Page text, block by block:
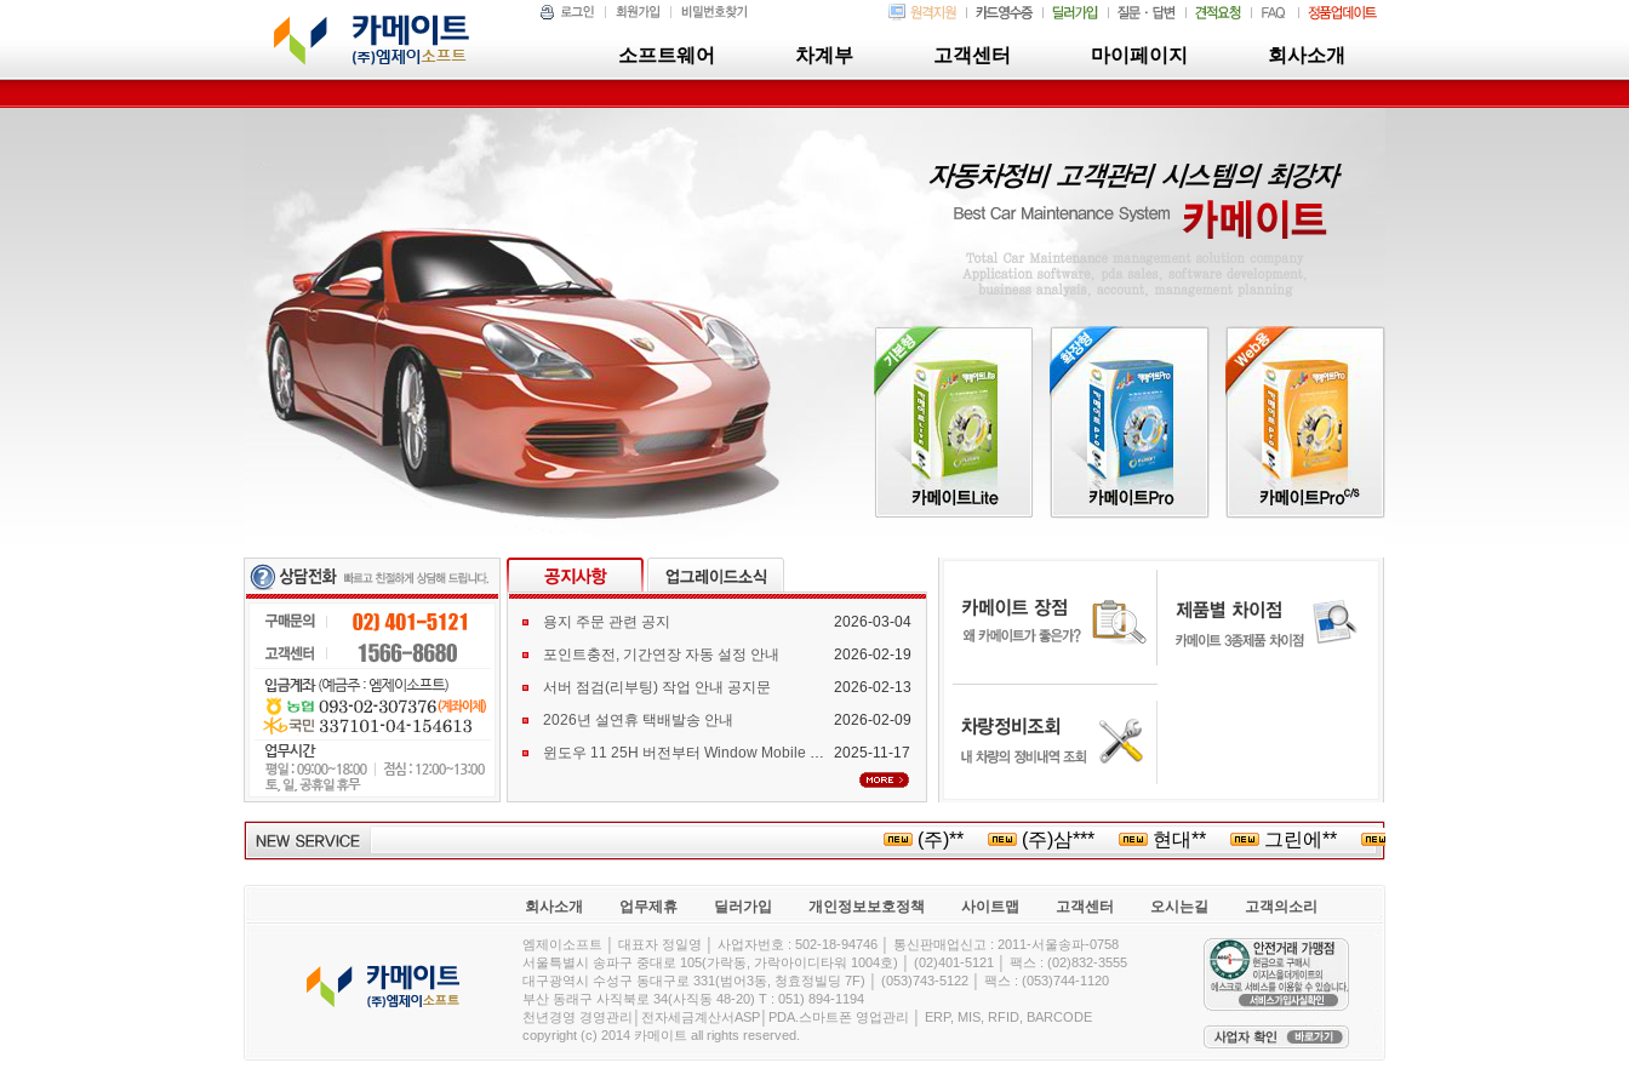
소프트웨어 차계부 고객센터 마이페이지 회사소개
용지 주문 관련 공지
2026-03-04
포인트충전, 기간연장 자동 설정 안내
2026-02-19
서버 점검(리부팅) 작업 안내 공지문
2026-02-13
2026년 설연휴 택배발송 안내
2026-02-09
윈도우 11 25H 버전부터 Window Mobile Device Center 지원 중단 안내
2025-11-17
(주)** (주)삼*** 현대** 그린에** (주)스카****
회사소개 업무제휴 딜러가입 개인정보보호정책 사이트맵 고객센터 오시는길 고객의소리
엠제이소프트 │ 대표자 정일영 │ 사업자번호 : 502-18-94746 │ 통신판매업신고 : 2011-서울송파-0758
서울특별시 송파구 중대로 105(가락동, 가락아이디타워 1004호) │ (02)401-5121 │ 팩스 : (02)832-3555
대구광역시 수성구 동대구로 331(범어3동, 청효정빌딩 7F) │ (053)743-5122 │ 팩스 : (053)744-1120
부산 동래구 사직북로 34(사직동 48-20) T : 051) 894-1194
천년경영 경영관리│전자세금계산서ASP│PDA.스마트폰 영업관리 │ ERP, MIS, RFID, BARCODE
copyright (c) 2014 카메이트 all rights reserved.